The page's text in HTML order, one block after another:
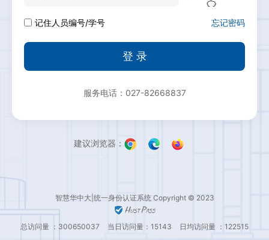
记住人员编号/学号 忘记密码
登 录
服务电话：027-82668837
建议浏览器：
智慧华中大|统一身份认证系统 Copyright © 2023
总访问量 ：300650037 当日访问量：15143 日均访问量 ：122515